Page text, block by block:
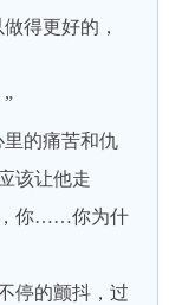
得更好的，
的痛苦和仇
该让他走
你……你为什
停的颤抖，过